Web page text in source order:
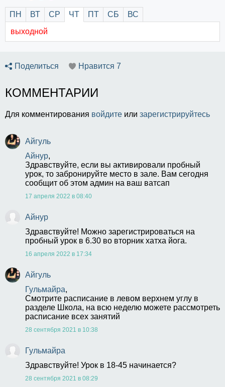
ПН ВТ СР ЧТ ПТ СБ
ВС
выходной
Поделиться Нравится 7
КОММЕНТАРИИ
Для комментирования войдите или зарегистрируйтесь
Айгуль
Айнур,
Здравствуйте, если вы активировали пробный
урок, то забронируйте место в зале. Вам сегодня
сообщит об этом админ на ваш ватсап
17 апреля 2022 в 08:40
Айнур
Здравствуйте! Можно зарегистрироваться на
пробный урок в 6.30 во вторник хатха йога.
16 апреля 2022 в 17:34
Айгуль
Гульмайра,
Смотрите расписание в левом верхнем углу в
разделе Школа, на всю неделю можете рассмотреть
расписание всех занятий
28 сентября 2021 в 10:38
Гульмайра
Здравствуйте! Урок в 18-45 начинается?
28 сентября 2021 в 08:29